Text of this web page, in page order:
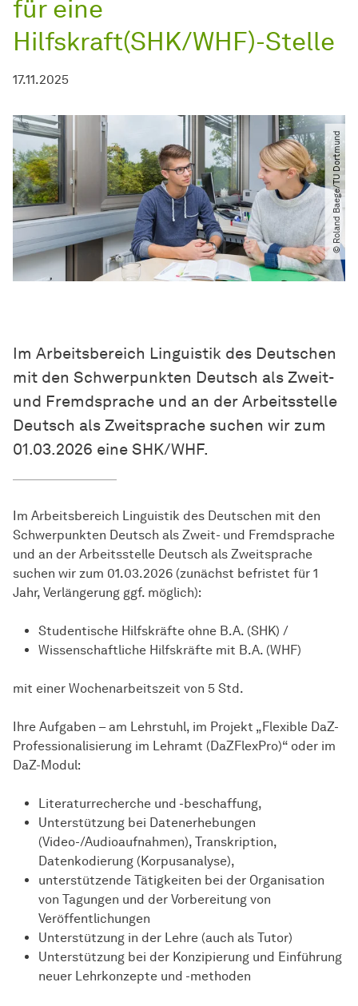
für eine
Hilfskraft(SHK/WHF)-Stelle
17.11.2025
© Roland Baege​/​TU Dortmund
Im Arbeitsbereich Linguistik des Deutschen
mit den Schwerpunkten Deutsch als Zweit-
und Fremdsprache und an der Arbeitsstelle
Deutsch als Zweitsprache suchen wir zum
01.03.2026 eine SHK/WHF.
Im Arbeitsbereich Linguistik des Deutschen mit den
Schwerpunkten Deutsch als Zweit- und Fremdsprache
und an der Arbeitsstelle Deutsch als Zweitsprache
suchen wir zum 01.03.2026 (zunächst befristet für 1
Jahr, Verlängerung ggf. möglich):
Studentische Hilfskräfte ohne B.A. (SHK) /
Wissenschaftliche Hilfskräfte mit B.A. (WHF)
mit einer Wochenarbeitszeit von 5 Std.
Ihre Aufgaben – am Lehrstuhl, im Projekt „Flexible DaZ-
Professionalisierung im Lehramt (DaZFlexPro)“ oder im
DaZ-Modul:
Literaturrecherche und -beschaffung,
Unterstützung bei Datenerhebungen
(Video-/Audioaufnahmen), Transkription,
Datenkodierung (Korpusanalyse),
unterstützende Tätigkeiten bei der Organisation
von Tagungen und der Vorbereitung von
Veröffentlichungen
Unterstützung in der Lehre (auch als Tutor)
Unterstützung bei der Konzipierung und Einführung
neuer Lehrkonzepte und -methoden